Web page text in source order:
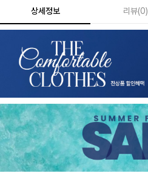
상세정보 리뷰(0)